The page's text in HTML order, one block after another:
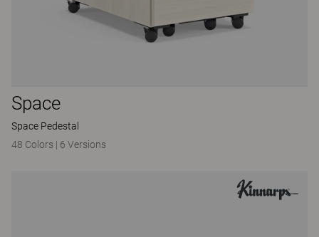
Space
Space Pedestal
48 Colors | 6 Versions